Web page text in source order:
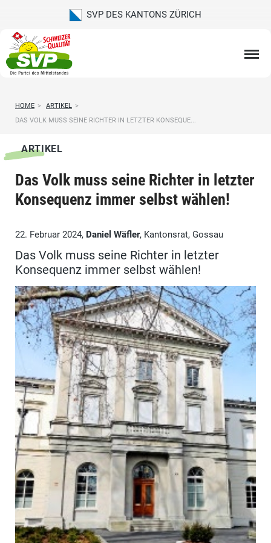
SVP DES KANTONS ZÜRICH
HOME > ARTIKEL >
DAS VOLK MUSS SEINE RICHTER IN LETZTER KONSEQUE...
ARTIKEL
Das Volk muss seine Richter in letzter
Konsequenz immer selbst wählen!
22. Februar 2024, Daniel Wäfler, Kantonsrat, Gossau
Das Volk muss seine Richter in letzter
Konsequenz immer selbst wählen!